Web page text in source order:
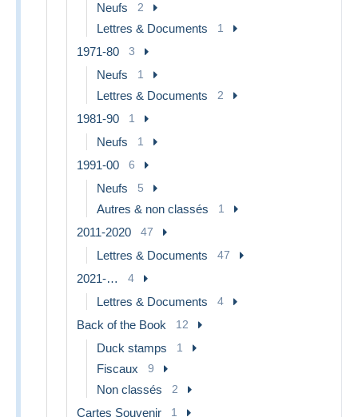
Neufs 2
Lettres & Documents 1
1971-80 3
Neufs 1
Lettres & Documents 2
1981-90 1
Neufs 1
1991-00 6
Neufs 5
Autres & non classés 1
2011-2020 47
Lettres & Documents 47
2021-… 4
Lettres & Documents 4
Back of the Book 12
Duck stamps 1
Fiscaux 9
Non classés 2
Cartes Souvenir 1